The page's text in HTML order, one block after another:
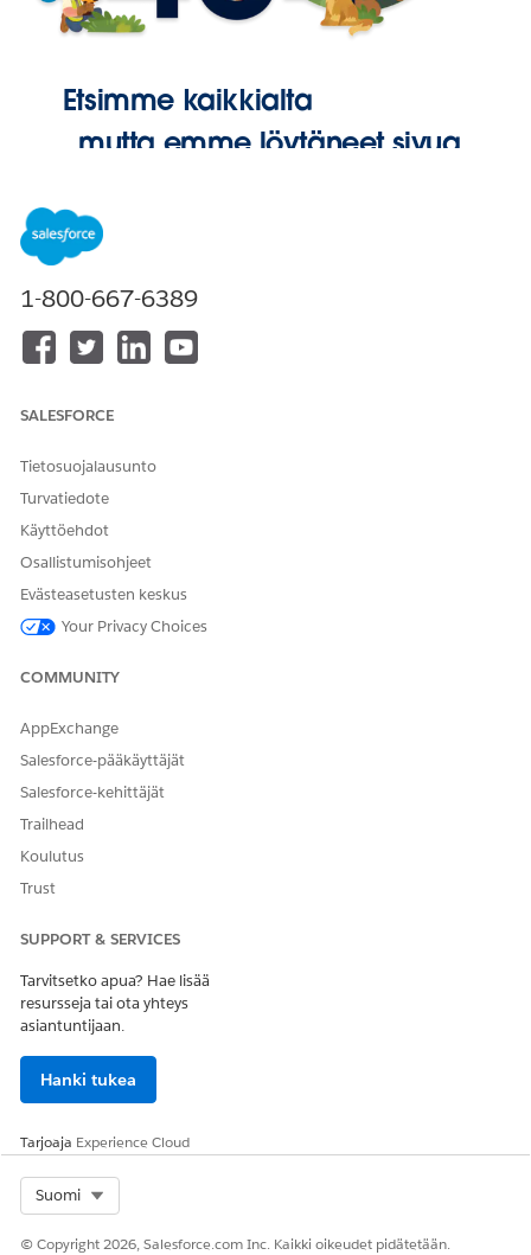
Etsimme kaikkialta
, mutta emme löytäneet sivua.
1-800-667-6389
SALESFORCE
Tietosuojalausunto
Turvatiedote
Käyttöehdot
Osallistumisohjeet
Evästeasetusten keskus
Your Privacy Choices
COMMUNITY
AppExchange
Salesforce-pääkäyttäjät
Salesforce-kehittäjät
Trailhead
Koulutus
Trust
SUPPORT & SERVICES
Tarvitsetko apua? Hae lisää
resursseja tai ota yhteys
asiantuntijaan.
Hanki tukea
Tarjoaja Experience Cloud
Suomi
© Copyright 2026, Salesforce.com Inc. Kaikki oikeudet pidätetään.